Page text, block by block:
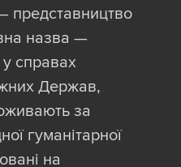
з ким маємо
посилання на
це стаття
фігуранта мовою,
— то на
інших джерелах, як-
інтерв’ю,
представництво
назва —
справах
Держав,
за
гуманітарної
на